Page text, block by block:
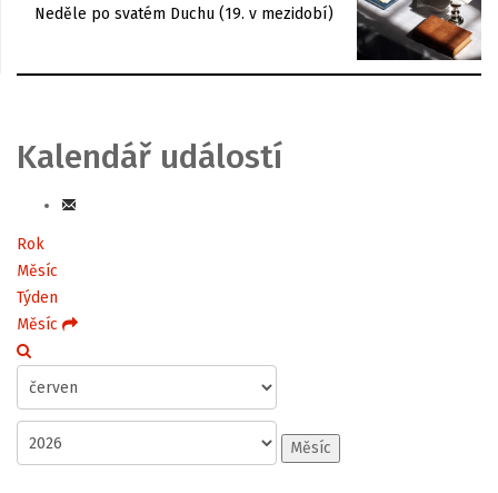
Neděle po svatém Duchu (19. v mezidobí)
Kalendář událostí
Rok
Měsíc
Týden
Měsíc
Měsíc